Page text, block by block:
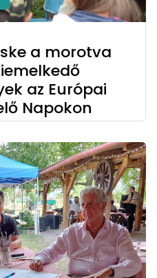
a morotva
az Európai
Napokon